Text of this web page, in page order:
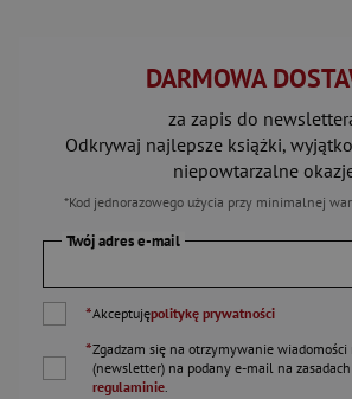
DARMOWA
za zapis do
Odkrywaj najlepsze książki,
niepowtarzalne
*Kod jednorazowego użycia przy minimalnej
Twój adres e-mail
*Akceptujępolitykę prywatności
*Zgadzam się na otrzymywanie
(newsletter) na podany e-mail na
regulaminie.